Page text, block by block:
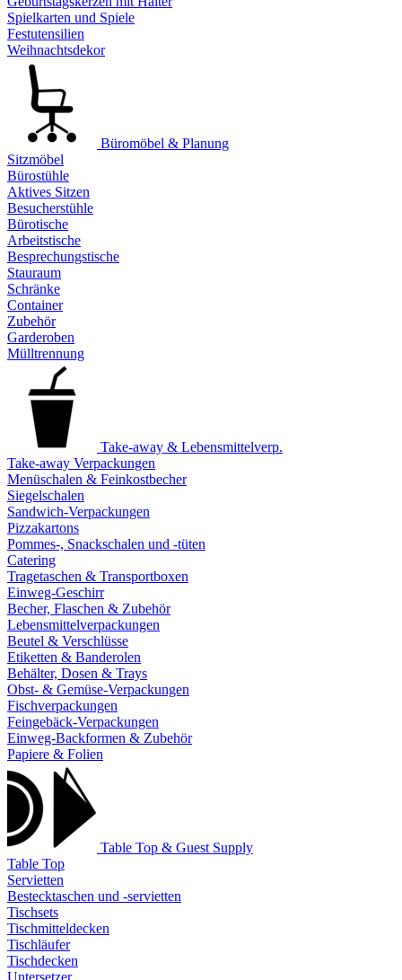
Spielkarten und Spiele
Festutensilien
Weihnachtsdekor
Büromöbel & Planung
Sitzmöbel
Bürostühle
Aktives Sitzen
Besucherstühle
Bürotische
Arbeitstische
Besprechungstische
Stauraum
Schränke
Container
Zubehör
Garderoben
Mülltrennung
Take-away & Lebensmittelverp.
Take-away Verpackungen
Menüschalen & Feinkostbecher
Siegelschalen
Sandwich-Verpackungen
Pizzakartons
Pommes-, Snackschalen und -tüten
Catering
Tragetaschen & Transportboxen
Einweg-Geschirr
Becher, Flaschen & Zubehör
Lebensmittelverpackungen
Beutel & Verschlüsse
Etiketten & Banderolen
Behälter, Dosen & Trays
Obst- & Gemüse-Verpackungen
Fischverpackungen
Feingebäck-Verpackungen
Einweg-Backformen & Zubehör
Papiere & Folien
Table Top & Guest Supply
Table Top
Servietten
Bestecktaschen und -servietten
Tischsets
Tischmitteldecken
Tischläufer
Tischdecken